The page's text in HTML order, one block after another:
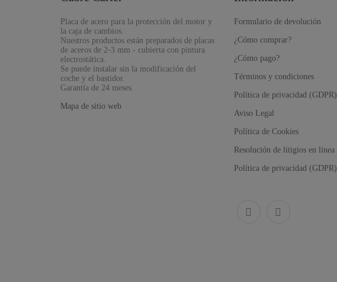
Placa de acero para la protección del motor y
la caja de cambios.
Nuestros productos están preparados de placas
de aceros de 2-3 mm - cubierta con pintura
electrostática.
Se puede instalar sin la modificación del
coche y el bastidor.
Garantía de 24 meses.
Mapa de sitio web
Formulario de devolución
¿Cómo comprar?
¿Cómo pago?
Términos y condiciones
Política de privacidad (GDPR)
Aviso Legal
Política de Cookies
Resolución de litigios en línea
Política de privacidad (GDPR)